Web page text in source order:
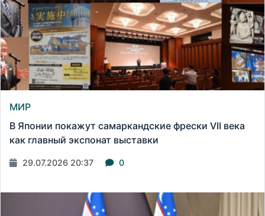
МИР
В Японии покажут самаркандские фрески VII века
как главный экспонат выставки
29.07.2026 20:37 0